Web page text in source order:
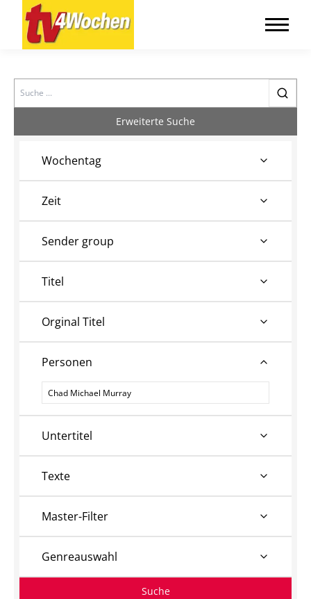
Search
Erweiterte Suche
Wochentag
Zeit
Sender group
Titel
Orginal Titel
Personen
Personen
Untertitel
Texte
Master-Filter
Genreauswahl
Suche